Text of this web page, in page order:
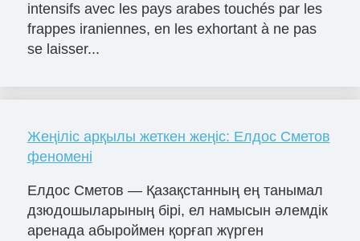
intensifs avec les pays arabes touchés par les
frappes iraniennes, en les exhortant à ne pas
se laisser...
Жеңіліс арқылы жеткен жеңіс: Елдос Сметов
феномені
Елдос Сметов — Қазақстанның ең танымал
дзюдошыларының бірі, ел намысын әлемдік
аренада абыроймен қорғап жүрген